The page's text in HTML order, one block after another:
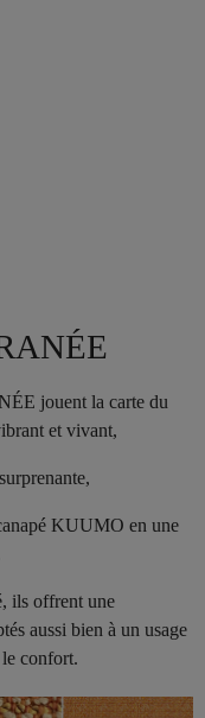
jouent la carte du
et vivant,
KUUMO en une
ils offrent une
aussi bien à un usage
confort.